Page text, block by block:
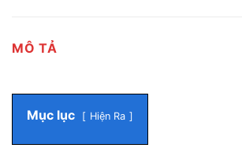
MÔ TẢ
Mục lục Hiện Ra